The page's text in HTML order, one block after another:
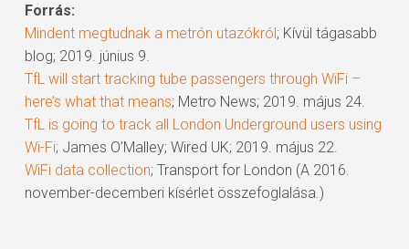
Forrás:
Mindent megtudnak a metrón utazókról; Kívül tágasabb
blog; 2019. június 9.
TfL will start tracking tube passengers through WiFi –
here’s what that means; Metro News; 2019. május 24.
TfL is going to track all London Underground users using
Wi-Fi; James O’Malley; Wired UK; 2019. május 22.
WiFi data collection; Transport for London (A 2016.
november-decemberi kísérlet összefoglalása.)